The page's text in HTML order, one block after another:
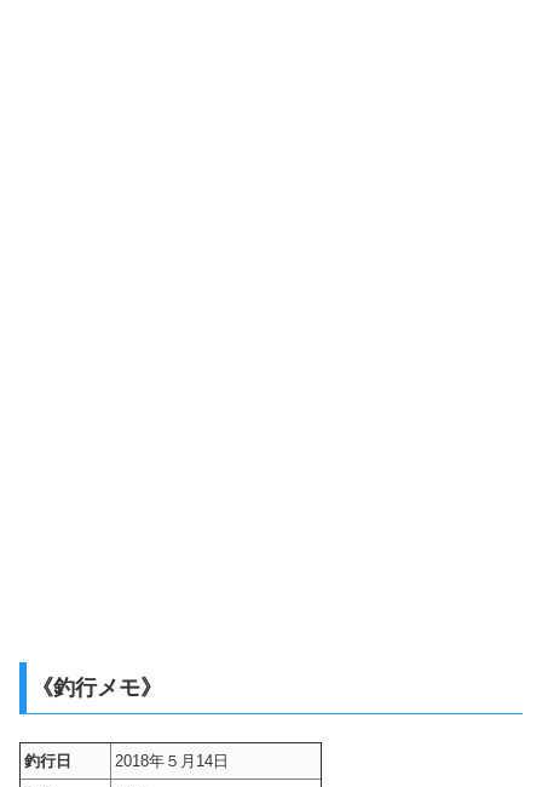
《釣行メモ》
釣行日
2018年５月14日